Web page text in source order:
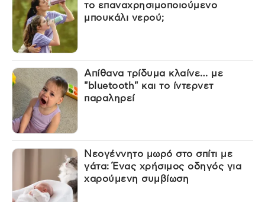
το επαναχρησιμοποιούμενο
μπουκάλι νερού;
Απίθανα τρίδυμα κλαίνε… με
"bluetooth" και το ίντερνετ
παραληρεί
Νεογέννητο μωρό στο σπίτι με
γάτα: Ένας χρήσιμος οδηγός για
χαρούμενη συμβίωση